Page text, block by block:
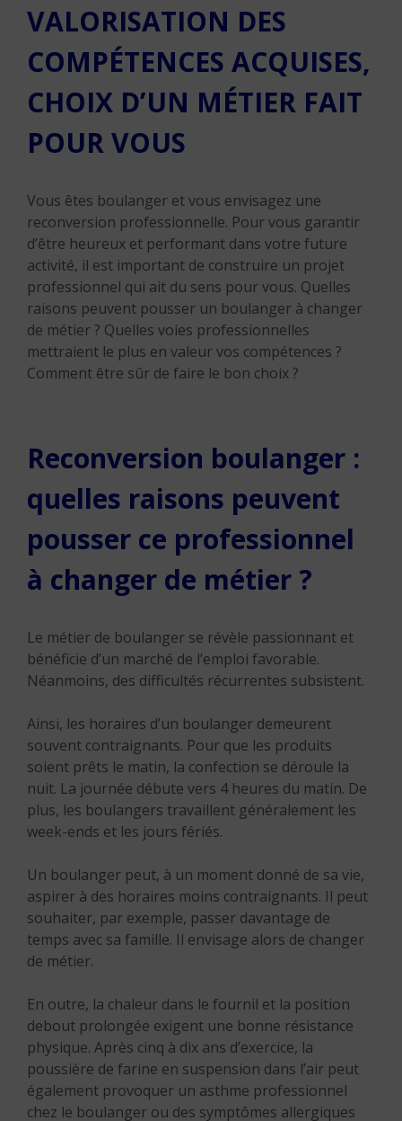
VALORISATION DES
COMPÉTENCES ACQUISES,
CHOIX D’UN MÉTIER FAIT
POUR VOUS
Vous êtes boulanger et vous envisagez une
reconversion professionnelle. Pour vous garantir
d’être heureux et performant dans votre future
activité, il est important de construire un projet
professionnel qui ait du sens pour vous. Quelles
raisons peuvent pousser un boulanger à changer
de métier ? Quelles voies professionnelles
mettraient le plus en valeur vos compétences ?
Comment être sûr de faire le bon choix ?
Reconversion boulanger :
quelles raisons peuvent
pousser ce professionnel
à changer de métier ?
Le métier de boulanger se révèle passionnant et
bénéficie d’un marché de l’emploi favorable.
Néanmoins, des difficultés récurrentes subsistent.
Ainsi, les horaires d’un boulanger demeurent
souvent contraignants. Pour que les produits
soient prêts le matin, la confection se déroule la
nuit. La journée débute vers 4 heures du matin. De
plus, les boulangers travaillent généralement les
week-ends et les jours fériés.
Un boulanger peut, à un moment donné de sa vie,
aspirer à des horaires moins contraignants. Il peut
souhaiter, par exemple, passer davantage de
temps avec sa famille. Il envisage alors de changer
de métier.
En outre, la chaleur dans le fournil et la position
debout prolongée exigent une bonne résistance
physique. Après cinq à dix ans d’exercice, la
poussière de farine en suspension dans l’air peut
également provoquer un asthme professionnel
chez le boulanger ou des symptômes allergiques